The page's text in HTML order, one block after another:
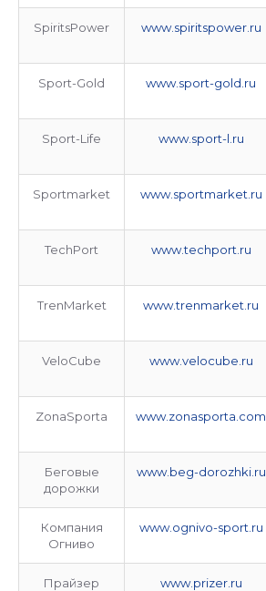
SpiritsPower www.spiritspower.ru
Sport-Gold www.sport-gold.ru
Sport-Life www.sport-l.ru
Sportmarket www.sportmarket.ru
TechPort www.techport.ru
TrenMarket www.trenmarket.ru
VeloCube www.velocube.ru
ZonaSporta www.zonasporta.com
Беговые
дорожки
www.beg-dorozhki.ru
Компания
Огниво
www.ognivo-sport.ru
Прайзер www.prizer.ru